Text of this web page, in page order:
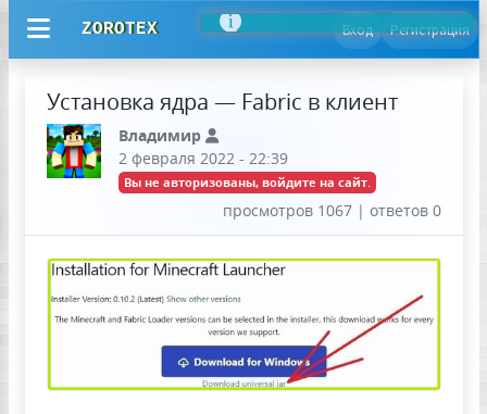
ZOROTEX Вход Регистрация
Установка ядра — Fabric в клиент
Владимир
2 февраля 2022 - 22:39
Вы не авторизованы, войдите на сайт.
просмотров 1067 | ответов 0